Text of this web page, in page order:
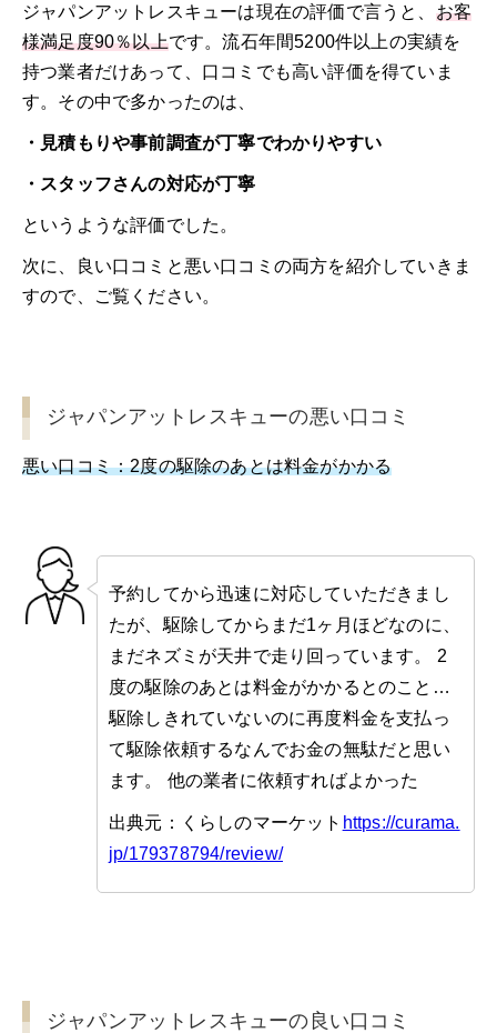
ジャパンアットレスキューは現在の評価で言うと、 お客
様満足度90％以上です。流石年間5200件以上の実績を
持つ業者だけあって、口コミでも高い評価を得ていま
す。その中で多かったのは、
・見積もりや事前調査が丁寧でわかりやすい
・スタッフさんの対応が丁寧
というような評価でした。
次に、良い口コミと悪い口コミの両方を紹介していきま
すので、ご覧ください。
ジャパンアットレスキューの悪い口コミ
悪い口コミ：2度の駆除のあとは料金がかかる
予約してから迅速に対応していただきまし
たが、駆除してからまだ1ヶ月ほどなのに、
まだネズミが天井で走り回っています。 2
度の駆除のあとは料金がかかるとのこと…
駆除しきれていないのに再度料金を支払っ
て駆除依頼するなんでお金の無駄だと思い
ます。 他の業者に依頼すればよかった
出典元：くらしのマーケット https://curama.
jp/179378794/review/
ジャパンアットレスキューの良い口コミ